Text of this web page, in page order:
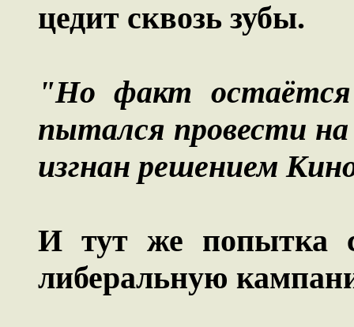
цедит сквозь зубы.
"Но факт
пытался провести
изгнан решением
И тут же попытка
либеральную